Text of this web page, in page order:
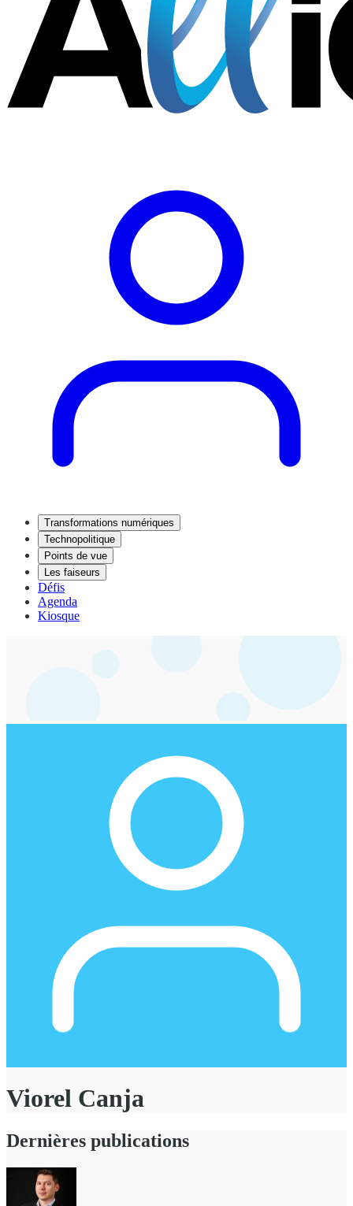
Transformations numériques
Technopolitique
Points de vue
Les faiseurs
Défis
Agenda
Kiosque
Viorel Canja
Dernières publications